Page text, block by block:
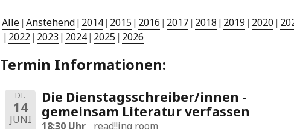
Alle Anstehend 2014 2015 2016 2017 2018 2019 2020
2022 2023 2024 2025 2026
Termin Informationen:
DI.
14
JUNI
Die Dienstagsschreiber/innen -
gemeinsam Literatur verfassen
18:30 Uhr read!!ing room